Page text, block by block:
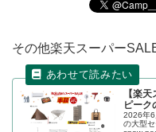
その他楽天スーパー
【楽
ピーク
2026年6
の大型